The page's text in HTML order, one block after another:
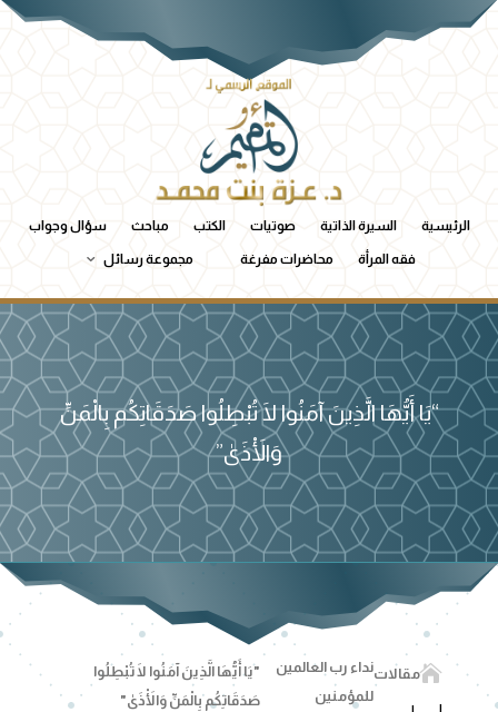
الرئيسية السيرة الذاتية صوتيات الكتب مباحث سؤال وجواب
فقه المرأة محاضرات مفرغة مجموعة رسائل
“يَا أَيُّهَا الَّذِينَ آمَنُوا لَا تُبْطِلُوا صَدَقَاتِكُم بِالْمَنِّ
وَالْأَذَىٰ”
مقالاتنداء رب العالمين
للمؤمنين
"يَا أَيُّهَا الَّذِينَ آمَنُوا لَا تُبْطِلُوا
صَدَقَاتِكُم بِالْمَنِّ وَالْأَذَىٰ"